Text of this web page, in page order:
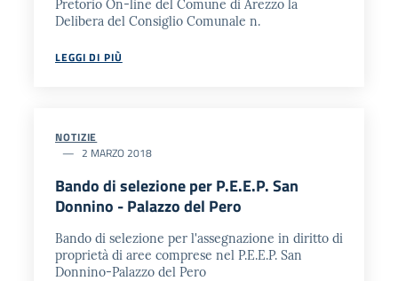
Pretorio On-line del Comune di Arezzo la
Delibera del Consiglio Comunale n.
LEGGI DI PIÙ
NOTIZIE
2 MARZO 2018
Bando di selezione per P.E.E.P. San
Donnino - Palazzo del Pero
Bando di selezione per l'assegnazione in diritto di
proprietà di aree comprese nel P.E.E.P. San
Donnino-Palazzo del Pero